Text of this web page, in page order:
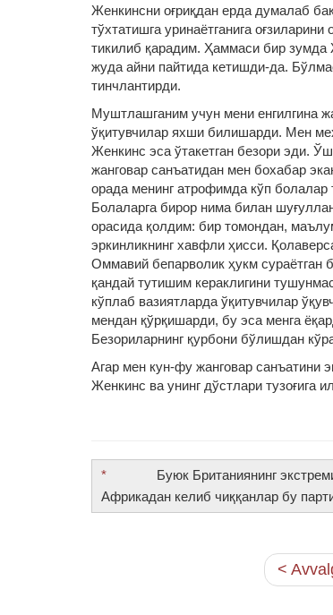
Женкинсни оғриқдан ерда думалаб
тўхтатишга уринаётганига
тикилиб қарадим. Ҳаммаси бир
жуда айни пайтида кетишди-да.
тинчлантирди.
Муштлашганим учун мени енгилгина
ўқитувчилар яхши билишарди. Мен
Женкинс эса ўтакетган безори эди.
жанговар санъатидан мен бохабар
орада менинг атрофимда кўп
Болаларга бирор нима билан
орасида қолдим: бир томондан,
эркинликнинг хавфли ҳисси.
Оммавий бепарволик ҳукм сураётган
қандай тутишим кераклигини
кўплаб вазиятларда ўқитувчилар
мендан қўрқишарди, бу эса менга
Безориларнинг қурбони бўлишдан
Агар мен кун-фу жанговар санъатини
Женкинс ва унинг дўстлари тузоғига
* Буюк Британиянинг
Африкадан келиб чиққанлар бу
<